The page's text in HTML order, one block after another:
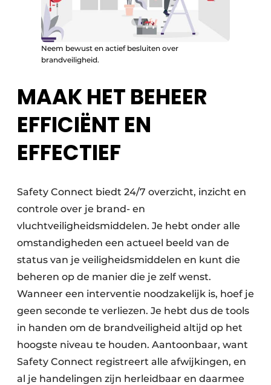
Neem bewust en actief besluiten over
brandveiligheid.
MAAK HET BEHEER
EFFICIËNT EN
EFFECTIEF
Safety Connect biedt 24/7 overzicht, inzicht en
controle over je brand- en
vluchtveiligheidsmiddelen. Je hebt onder alle
omstandigheden een actueel beeld van de
status van je veiligheidsmiddelen en kunt die
beheren op de manier die je zelf wenst.
Wanneer een interventie noodzakelijk is, hoef je
geen seconde te verliezen. Je hebt dus de tools
in handen om de brandveiligheid altijd op het
hoogste niveau te houden. Aantoonbaar, want
Safety Connect registreert alle afwijkingen, en
al je handelingen zijn herleidbaar en daarmee